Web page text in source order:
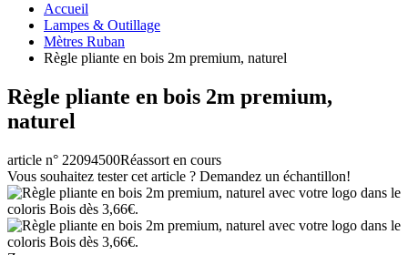
Accueil
Lampes & Outillage
Mètres Ruban
Règle pliante en bois 2m premium, naturel
Règle pliante en bois 2m premium,
naturel
article n° 22094500Réassort en cours
Vous souhaitez tester cet article ? Demandez un échantillon!